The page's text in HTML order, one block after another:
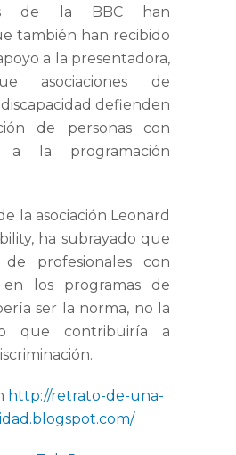
de la BBC han
también han recibido
a la presentadora,
asociaciones de
defienden
de personas con
a la programación
la asociación Leonard
ha subrayado que
de profesionales con
en los programas de
ser la norma, no la
que contribuiría a
http://retrato-de-una-